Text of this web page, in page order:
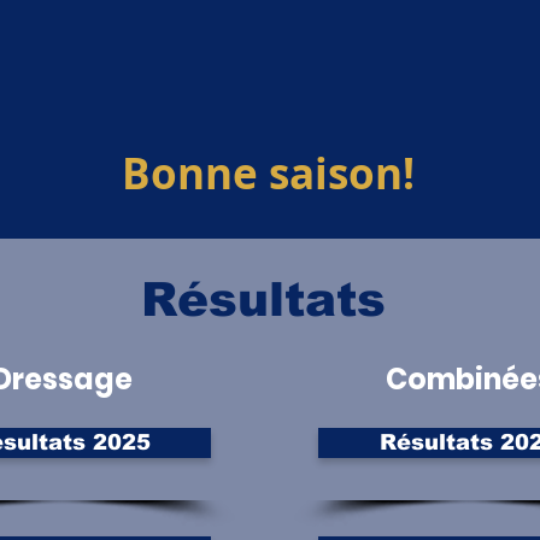
Bonne saison!
Résultats
2025 Résultats